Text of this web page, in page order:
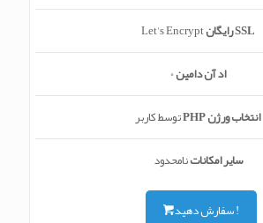
SSL رایگان
Let's Encrypt
اد آن دامین0
انتخاب ورژن PHP
توسط کاربر
سایر امکاناتنامحدود
سفارش دهید !